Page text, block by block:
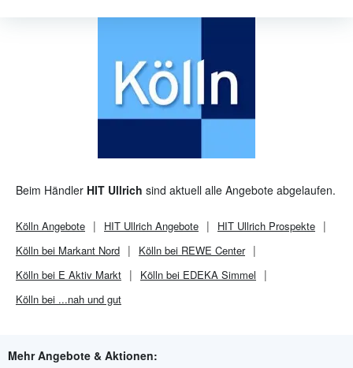
Beim Händler HIT Ullrich sind aktuell alle Angebote abgelaufen.
Kölln Angebote HIT Ullrich Angebote HIT Ullrich Prospekte
Kölln bei Markant Nord
Kölln bei REWE Center
Kölln bei E Aktiv Markt
Kölln bei EDEKA Simmel
Kölln bei ...nah und gut
Mehr Angebote & Aktionen: